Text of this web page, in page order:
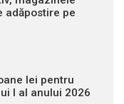
adăpostire pe
lei pentru
I al anului 2026